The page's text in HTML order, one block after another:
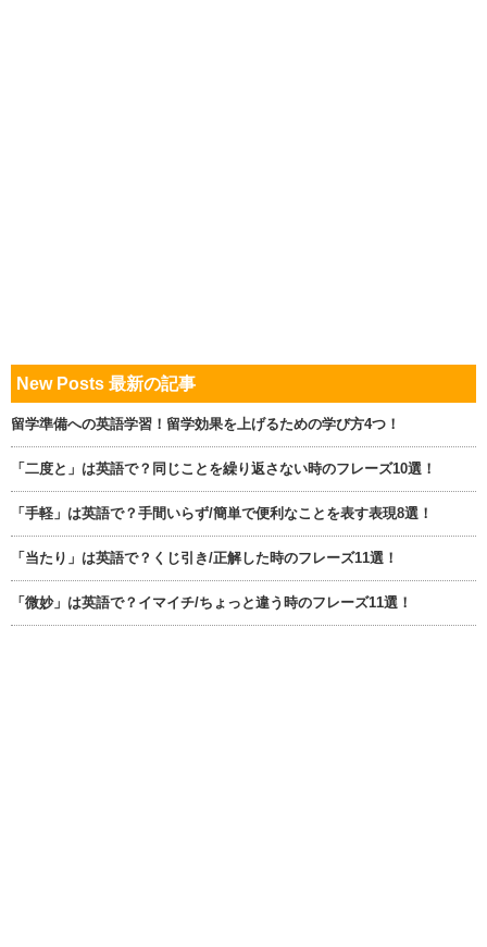
New Posts 最新の記事
留学準備への英語学習！留学効果を上げるための学び方4つ！
「二度と」は英語で？同じことを繰り返さない時のフレーズ10選！
「手軽」は英語で？手間いらず/簡単で便利なことを表す表現8選！
「当たり」は英語で？くじ引き/正解した時のフレーズ11選！
「微妙」は英語で？イマイチ/ちょっと違う時のフレーズ11選！